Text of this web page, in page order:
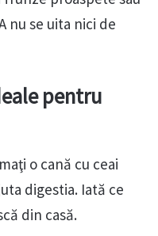
nu se uita nici de
pentru
o cană cu ceai
digestia. Iată ce
din casă.